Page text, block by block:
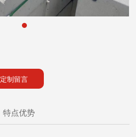
定制留言
特点优势